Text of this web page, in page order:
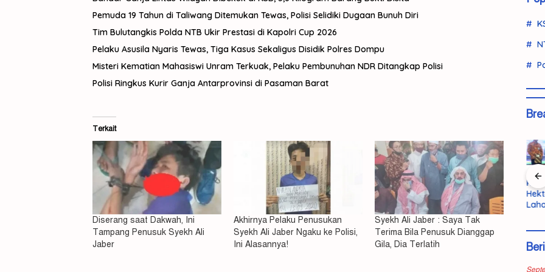
Pemuda 19 Tahun di Taliwang Ditemukan Tewas, Polisi Selidiki Dugaan Bunuh Diri
Tim Bulutangkis Polda NTB Ukir Prestasi di Kapolri Cup 2026
Pelaku Asusila Nyaris Tewas, Tiga Kasus Sekaligus Disidik Polres Dompu
Misteri Kematian Mahasiswi Unram Terkuak, Pelaku Pembunuhan NDR Ditangkap Polisi
Polisi Ringkus Kurir Ganja Antarprovinsi di Pasaman Barat
Terkait
Diserang saat Dakwah, Ini
Tampang Penusuk Syekh Ali
Jaber
Akhirnya Pelaku Penusukan
Syekh Ali Jaber Ngaku ke Polisi,
Ini Alasannya!
Syekh Ali Jaber : Saya Tak
Terima Bila Penusuk Dianggap
Gila, Dia Terlatih
Misteri
Kematian
Mahasiswi
Unram
Terkuak,
Pelaku
Pembunuhan
Polisi Ringkus
Kurir Ganja
Antarprovinsi
di Pasaman
Barat
Pemda KSB
Terbuka
pada Kritik
untuk
Evaluasi
Kinerja
Bandar
Ganja Lintas
Wilayah
Dibekuk di
KSB, 5,6
Kilogram